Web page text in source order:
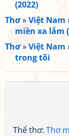
(2022)
Thơ»Việt Nam
miền xa lắm
Thơ»Việt Nam
trong tôi
Thể thơ: Thơ